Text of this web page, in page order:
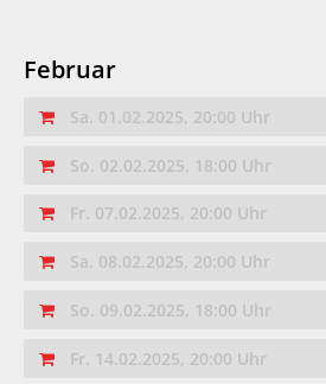
Februar
Sa. 01.02.2025, 20:00 Uhr
So. 02.02.2025, 18:00 Uhr
Fr. 07.02.2025, 20:00 Uhr
Sa. 08.02.2025, 20:00 Uhr
So. 09.02.2025, 18:00 Uhr
Fr. 14.02.2025, 20:00 Uhr